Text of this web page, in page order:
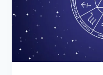
CE
QUI
VOUS
ATTEND
EN